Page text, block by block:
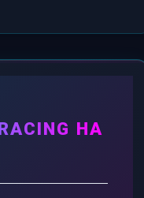
НА